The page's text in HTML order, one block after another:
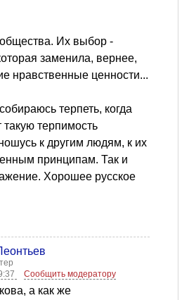
Их выбор -
заменила, вернее,
нравственные ценности...
терпеть, когда
терпимость
к другим людям, к их
принципам. Так и
Хорошее русское
Сообщить модератору
а как же